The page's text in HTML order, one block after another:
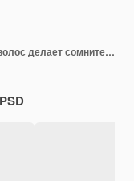
Молодая девушка с расческой для волос делает сомнительный жест, поднимая плечи